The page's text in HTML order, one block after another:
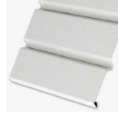
избранное сравнить